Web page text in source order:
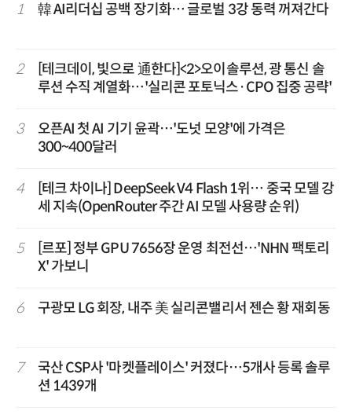
1 韓 AI리더십 공백 장기화… 글로벌 3강 동력 꺼져간다
2
[테크데이, 빛으로 通한다]<2>오이솔루션, 광 통신 솔
루션 수직 계열화…'실리콘 포토닉스·CPO 집중 공략'
3
오픈AI 첫 AI 기기 윤곽…'도넛 모양'에 가격은
300~400달러
4
[테크 차이나] DeepSeek V4 Flash 1위… 중국 모델 강
세 지속(OpenRouter 주간 AI 모델 사용량 순위)
5
[르포] 정부 GPU 7656장 운영 최전선…'NHN 팩토리
X' 가보니
6 구광모 LG 회장, 내주 美 실리콘밸리서 젠슨 황 재회동
7
국산 CSP사 '마켓플레이스' 커졌다…5개사 등록 솔루
션 1439개